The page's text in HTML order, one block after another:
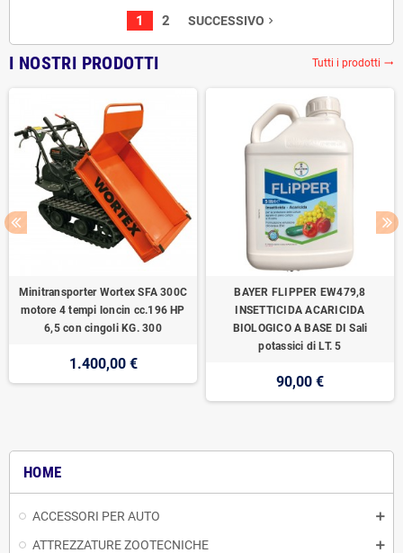
HOME
ACCESSORI PER AUTO
ATTREZZATURE ZOOTECNICHE
1
2 SUCCESSIVO navigate_next
I NOSTRI PRODOTTI Tutti i prodotti trending_flat
Minitransporter Wortex SFA 300C
motore 4 tempi loncin cc.196 HP
6,5 con cingoli KG. 300
1.400,00 €
BAYER FLIPPER EW479,8
INSETTICIDA ACARICIDA
BIOLOGICO A BASE DI Sali
potassici di LT. 5
90,00 €